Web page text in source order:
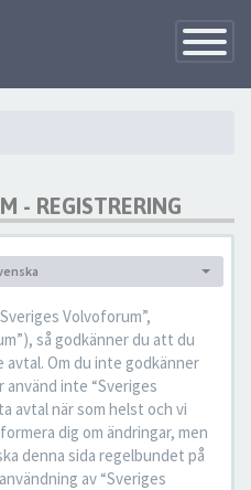
Toggle
- REGISTRERING
Volvoforum”,
så godkänner du att du
Om du inte godkänner
inte “Sveriges
avtal när som helst och vi
dig om ändringar, men
denna sida regelbundet på
av “Sveriges